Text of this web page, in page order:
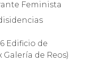
Feminista
Edificio de
Galería de Reos)